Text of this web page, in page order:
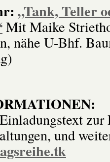
„Tank, Teller
Mit Maike
nähe U-Bhf.
zur
und